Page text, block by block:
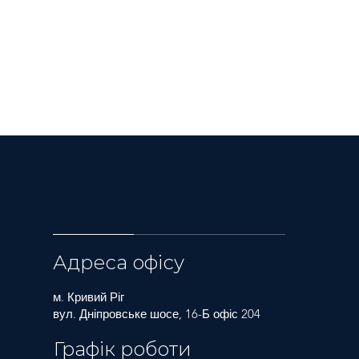
Адреса офісу
м. Кривий Ріг
вул. Дніпровське шосе, 16-Б офіс 204
Графік роботи